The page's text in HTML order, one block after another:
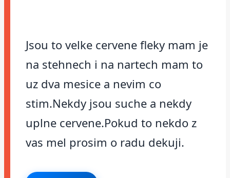
Jsou to velke cervene fleky mam je
na stehnech i na nartech mam to
uz dva mesice a nevim co
stim.Nekdy jsou suche a nekdy
uplne cervene.Pokud to nekdo z
vas mel prosim o radu dekuji.